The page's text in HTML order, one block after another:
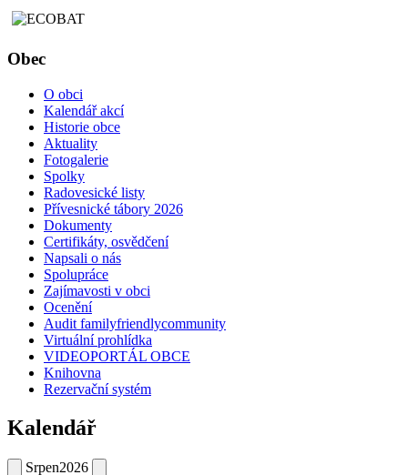
Obec
O obci
Kalendář akcí
Historie obce
Aktuality
Fotogalerie
Spolky
Radovesické listy
Přívesnické tábory 2026
Dokumenty
Certifikáty, osvědčení
Napsali o nás
Spolupráce
Zajímavosti v obci
Ocenění
Audit familyfriendlycommunity
Virtuální prohlídka
VIDEOPORTÁL OBCE
Knihovna
Rezervační systém
Kalendář
Srpen2026